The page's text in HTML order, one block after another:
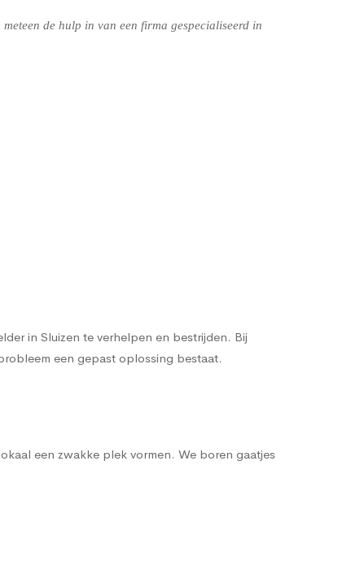
de hulp in van een firma gespecialiseerd in
in Sluizen te verhelpen en bestrijden. Bij
een gepast oplossing bestaat.
een zwakke plek vormen. We boren gaatjes